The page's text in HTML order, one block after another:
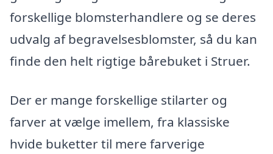
forskellige blomsterhandlere og se deres
udvalg af begravelsesblomster, så du kan
finde den helt rigtige bårebuket i Struer.
Der er mange forskellige stilarter og
farver at vælge imellem, fra klassiske
hvide buketter til mere farverige